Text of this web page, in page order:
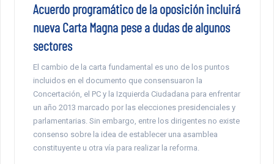
Acuerdo programático de la oposición incluirá
nueva Carta Magna pese a dudas de algunos
sectores
El cambio de la carta fundamental es uno de los puntos
incluidos en el documento que consensuaron la
Concertación, el PC y la Izquierda Ciudadana para enfrentar
un año 2013 marcado por las elecciones presidenciales y
parlamentarias. Sin embargo, entre los dirigentes no existe
consenso sobre la idea de establecer una asamblea
constituyente u otra vía para realizar la reforma.